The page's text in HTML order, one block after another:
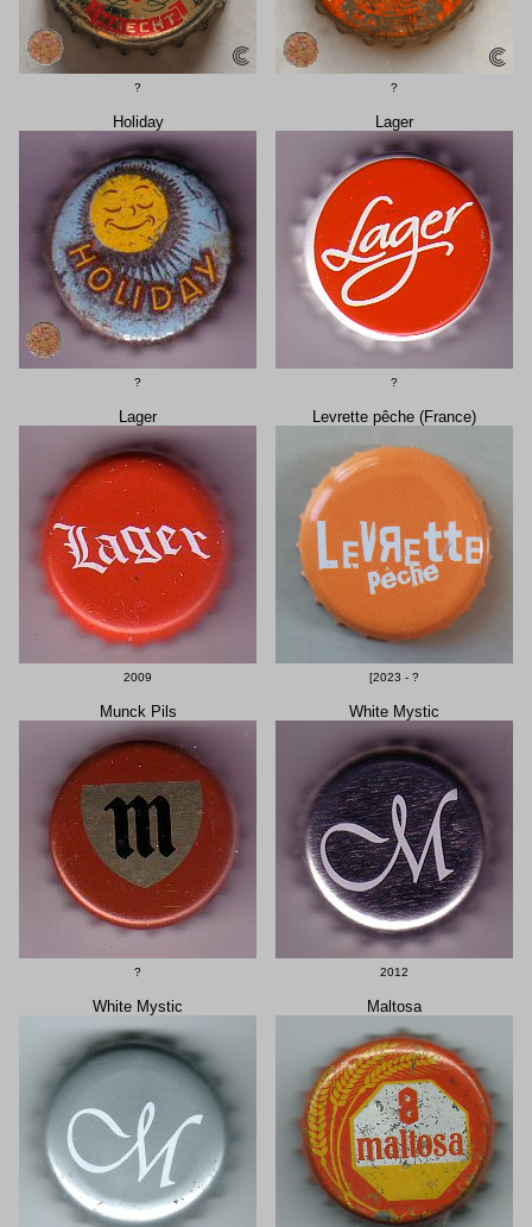
? ?
Holiday
?
Lager
?
Lager
2009
Levrette pêche (France)
[2023 - ?
Munck Pils
?
White Mystic
2012
White Mystic Maltosa